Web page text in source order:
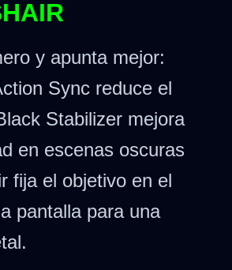
y apunta mejor:
Sync reduce el
Stabilizer mejora
en escenas oscuras
fija el objetivo en el
pantalla para una